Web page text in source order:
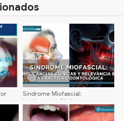
Síndrome Miofascial:
Implicancias Clínicas y
Relevancia en la Práctica
Odontológica